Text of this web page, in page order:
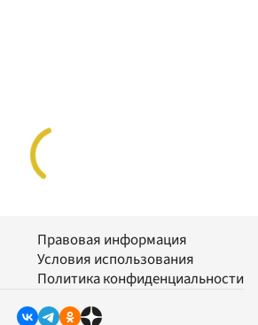
Правовая информация
Условия использования
Политика конфиденциальности